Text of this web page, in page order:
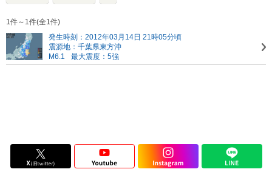
1件～1件(全1件)
発生時刻：2012年03月14日 21時05分頃
震源地：千葉県東方沖
M6.1
最大震度：5強